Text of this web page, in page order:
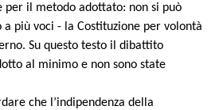
per il metodo adottato: non si può
più voci - la Costituzione per volontà
Su questo testo il dibattito
al minimo e non sono state
che l’indipendenza della